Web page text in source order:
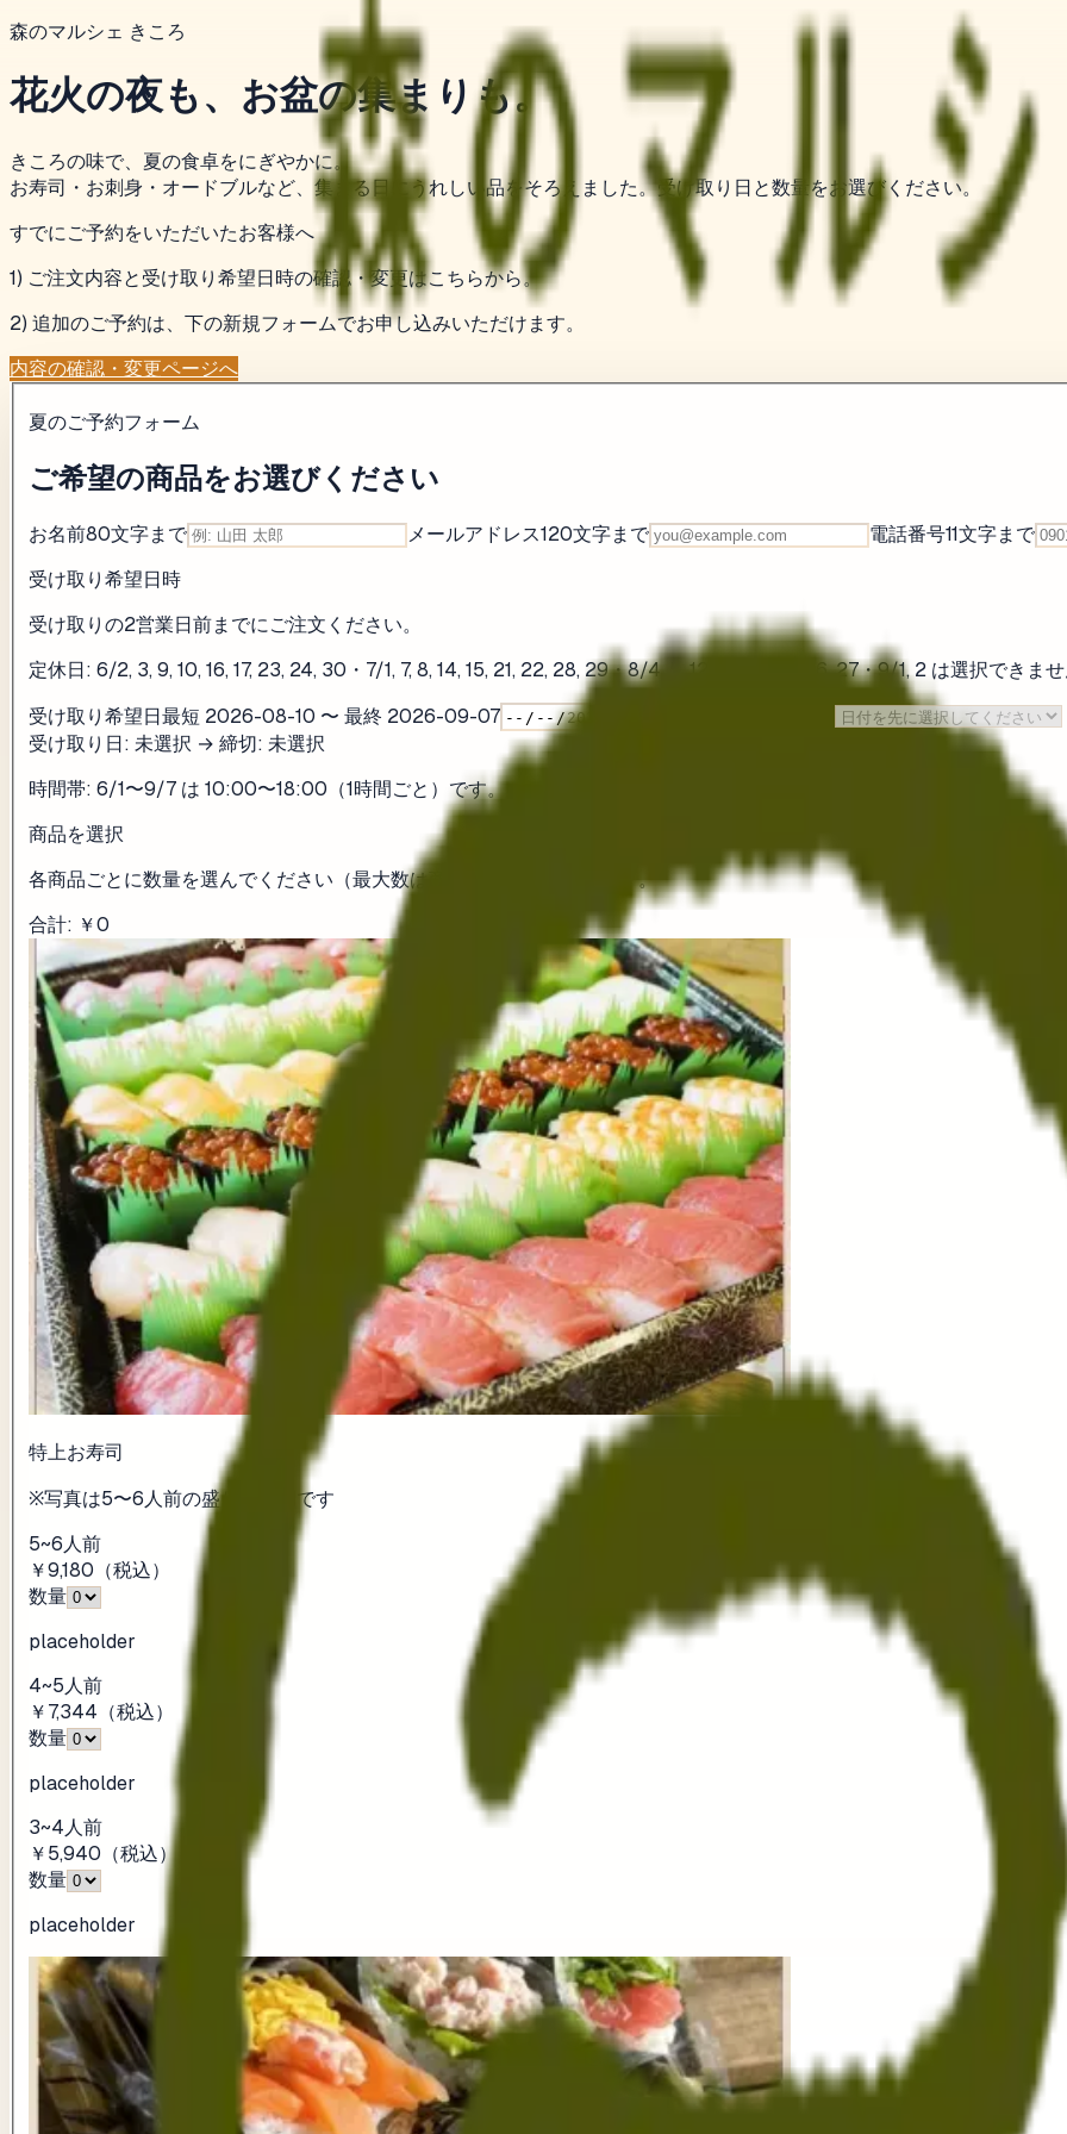
森のマルシェ きころ
花火の夜も、お盆の集まりも。
きころの味で、夏の食卓をにぎやかに。
お寿司・お刺身・オードブルなど、集まる日にうれしい品をそろえました。受け取り日と数量をお選びください。
すでにご予約をいただいたお客様へ
1) ご注文内容と受け取り希望日時の確認・変更はこちらから。
2) 追加のご予約は、下の新規フォームでお申し込みいただけます。
内容の確認・変更ページへ
夏のご予約フォーム
ご希望の商品をお選びください
お名前80文字まで メールアドレス120文字まで 電話番号11文字まで
受け取り希望日時
受け取りの2営業日前までにご注文ください。
定休日: 6/2, 3, 9, 10, 16, 17, 23, 24, 30・7/1, 7, 8, 14, 15, 21, 22, 28, 29・8/4, 5, 12, 18, 19, 25, 26, 27・9/1, 2 は選択できま
受け取り希望日最短 2026-08-10 〜 最終 2026-09-07
受け取り日: 未選択 → 締切: 未選択
時間帯: 6/1〜9/7 は 10:00〜18:00（1時間ごと）です。
商品を選択
各商品ごとに数量を選んでください（最大数は商品ごとに異なります）。
合計: ￥0
特上お寿司
※写真は5〜6人前の盛り付け例です
5~6人前
￥9,180 （税込）
数量
placeholder
4~5人前
￥7,344 （税込）
数量
placeholder
3~4人前
￥5,940 （税込）
数量
placeholder